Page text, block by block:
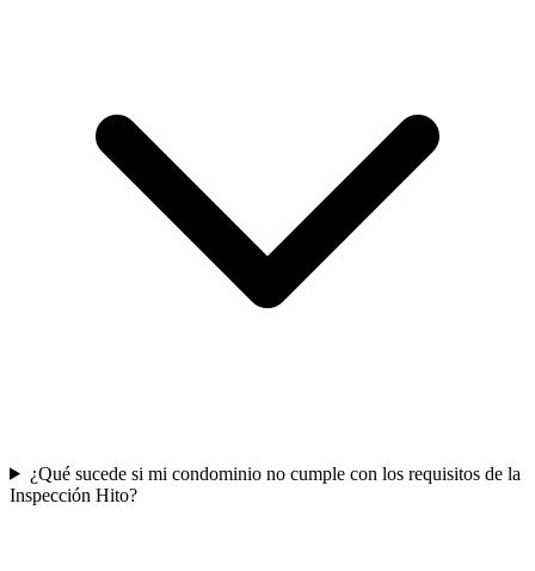
¿Qué sucede si mi condominio no cumple con los requisitos de la
Inspección Hito?